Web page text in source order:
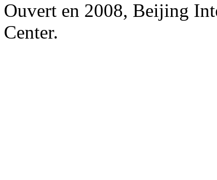
Ouvert en 2008, Beijing
Center.